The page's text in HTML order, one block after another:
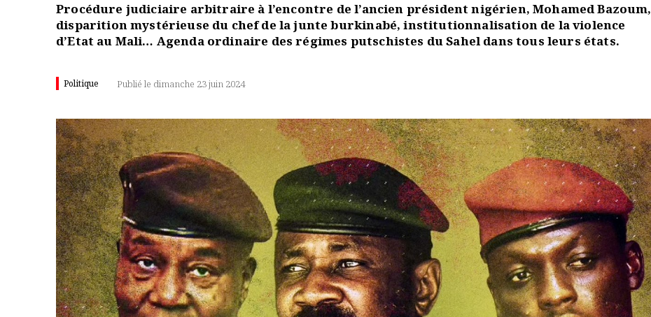
Procédure judiciaire arbitraire à l’encontre de l’ancien président nigérien, Mohamed Bazoum,
disparition mystérieuse du chef de la junte burkinabé, institutionnalisation de la violence
d’Etat au Mali… Agenda ordinaire des régimes putschistes du Sahel dans tous leurs états.
Politique Publié le dimanche 23 juin 2024